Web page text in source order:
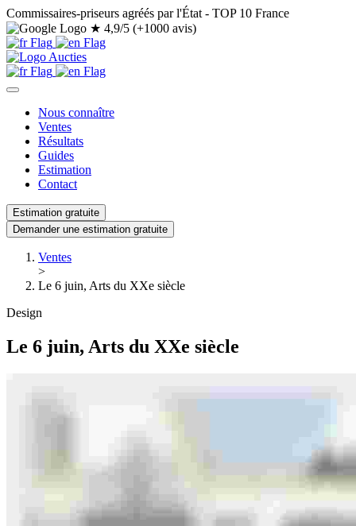
Commissaires-priseurs agréés par l'État - TOP 10 France
★ 4,9/5 (+1000 avis)
Nous connaître
Ventes
Résultats
Guides
Estimation
Contact
Estimation gratuite
Demander une estimation gratuite
Ventes
>
Le 6 juin, Arts du XXe siècle
Design
Le 6 juin, Arts du XXe siècle